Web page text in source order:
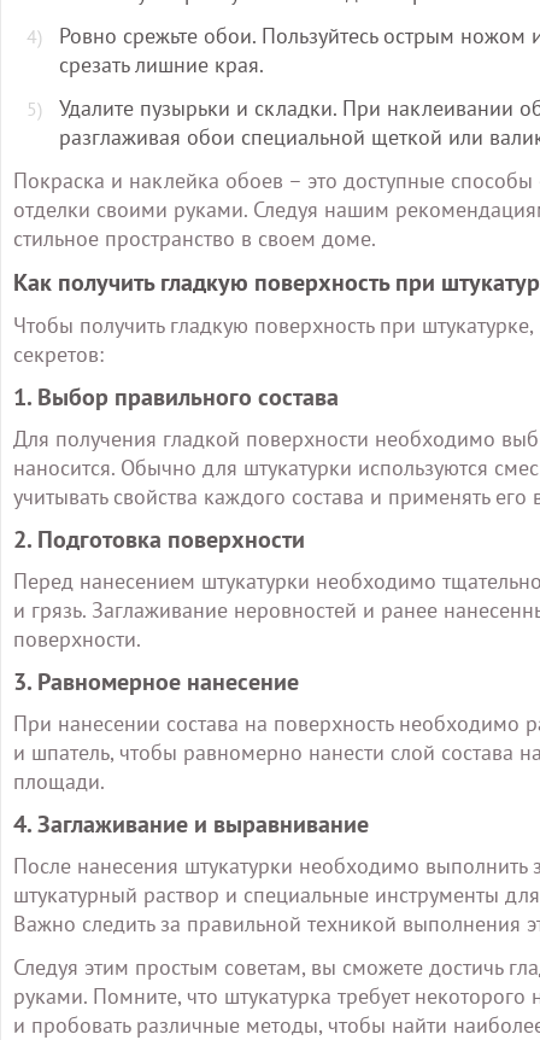
Ровно срежьте обои. Пользуйтесь острым
срезать лишние края.
Удалите пузырьки и складки. При наклеивании
разглаживая обои специальной щеткой или
Покраска и наклейка обоев – это доступные
отделки своими руками. Следуя нашим
стильное пространство в своем доме.
Как получить гладкую поверхность при
Чтобы получить гладкую поверхность при
секретов:
1. Выбор правильного состава
Для получения гладкой поверхности необходимо
наносится. Обычно для штукатурки используются
учитывать свойства каждого состава и применять
2. Подготовка поверхности
Перед нанесением штукатурки необходимо
и грязь. Заглаживание неровностей и ранее
поверхности.
3. Равномерное нанесение
При нанесении состава на поверхность необходимо
и шпатель, чтобы равномерно нанести слой состава
площади.
4. Заглаживание и выравнивание
После нанесения штукатурки необходимо
штукатурный раствор и специальные инструменты
Важно следить за правильной техникой выполнения
Следуя этим простым советам, вы сможете достичь
руками. Помните, что штукатурка требует
и пробовать различные методы, чтобы найти